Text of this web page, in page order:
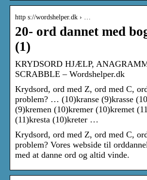
http s://wordshelper.dk › …
20- ord dannet med
(1)
KRYDSORD HJÆLP,
SCRABBLE – Wordshelper.dk
Krydsord, ord med Z, ord med C,
problem? … (10)kranse (9)krasse
(9)kremen (10)kremer (10)kremet
(11)kresta (10)kreter …
Krydsord, ord med Z, ord med C,
problem? Vores webside til
med at danne ord og altid vinde.